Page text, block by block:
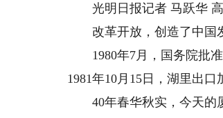
光明日报记者 马跃华
改革开放，创造了中国发
1980年7月，国务院批准
1981年10月15日，湖里出
40年春华秋实，今天的厦